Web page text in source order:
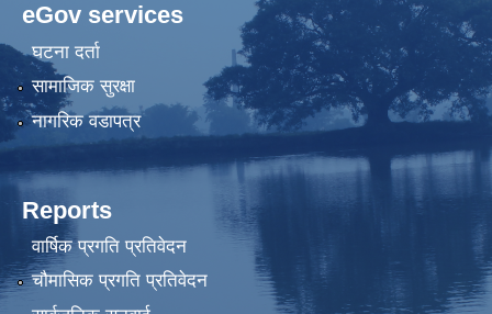
eGov services
घटना दर्ता
सामाजिक सुरक्षा
नागरिक वडापत्र
Reports
वार्षिक प्रगति प्रतिवेदन
चौमासिक प्रगति प्रतिवेदन